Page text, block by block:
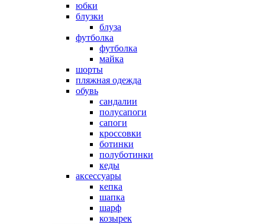
юбки
блузки
блуза
футболка
футболка
майка
шорты
пляжная одежда
oбувь
сандалии
полусапоги
сапоги
кроссовки
ботинки
полуботинки
кеды
аксессуары
кепка
шапка
шарф
козырек